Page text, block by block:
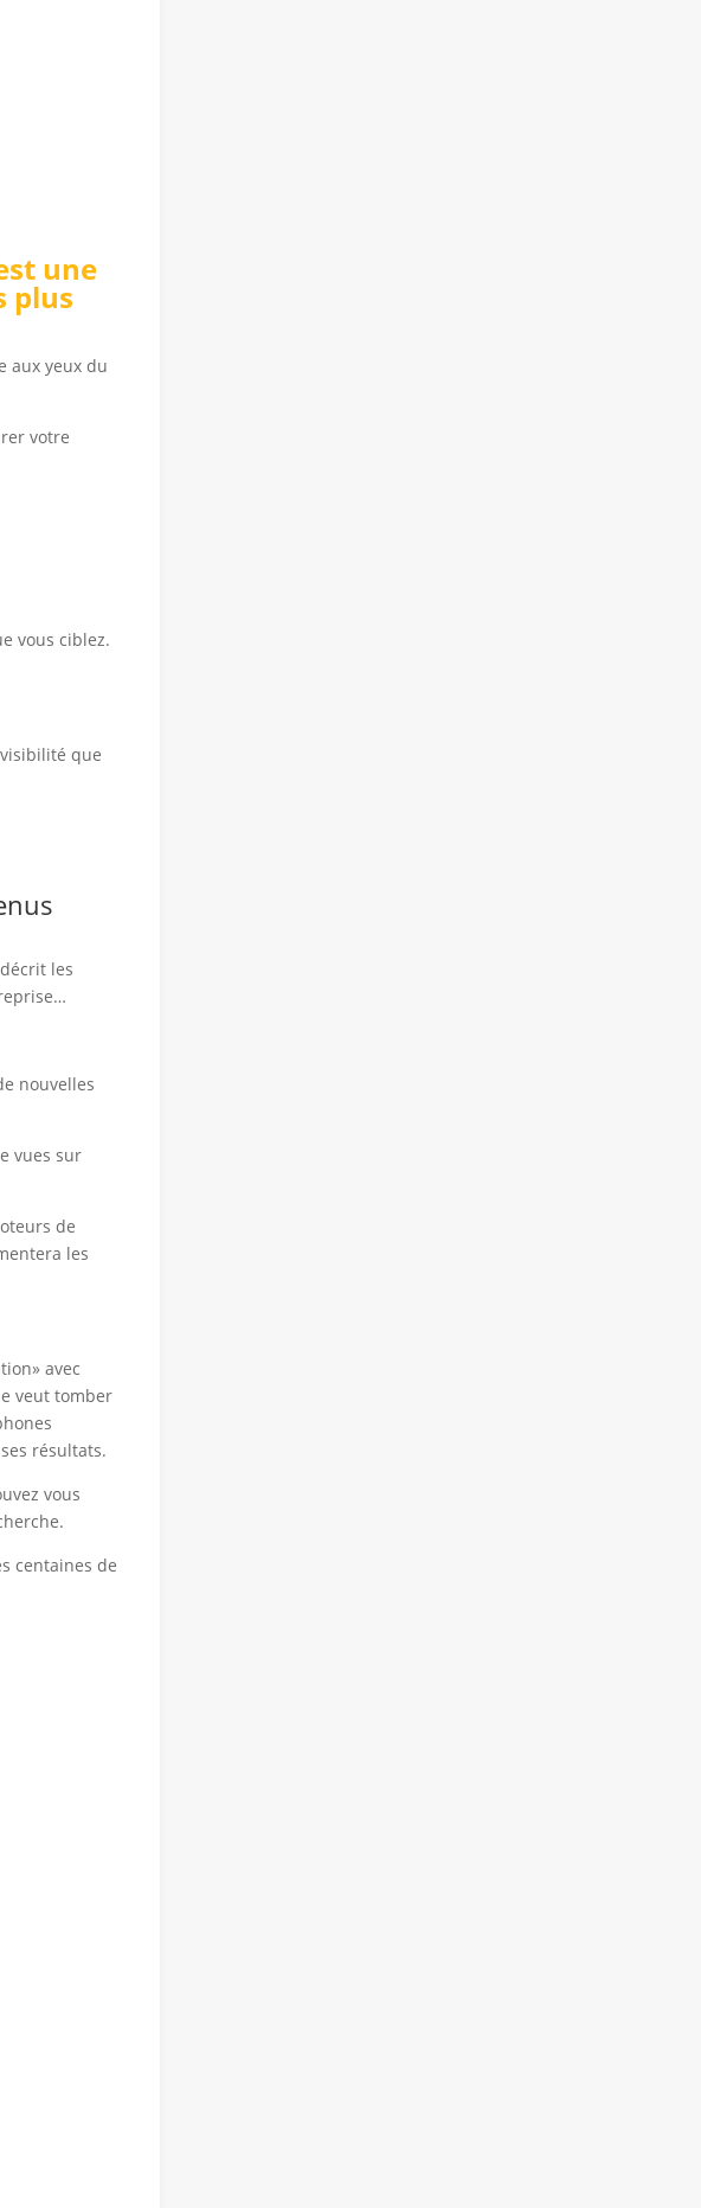
d’entreprise au
une
plus
aux yeux du
votre
vous ciblez.
que
les
nouvelles
vues sur
de
les
avec
veut tomber
résultats.
vous
centaines de